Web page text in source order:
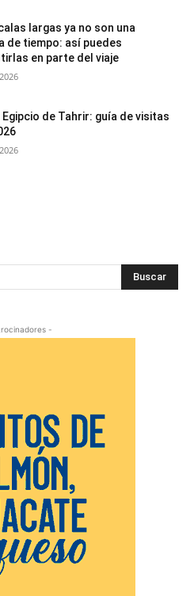
largas ya no son una
de tiempo: así puedes
en parte del viaje
Egipcio de Tahrir: guía de visitas
Buscar
-